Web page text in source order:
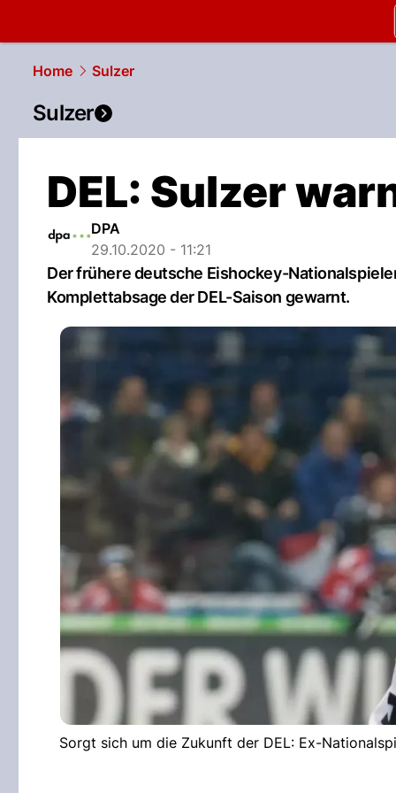
slapshot.
Home
Sulzer
Sulzer
DEL: Sulzer
DPA
29.10.2020 - 11:21
Der frühere deutsche Eishockey-
Komplettabsage der DEL-Saison gewarnt.
Sorgt sich um die Zukunft der DEL: Ex-